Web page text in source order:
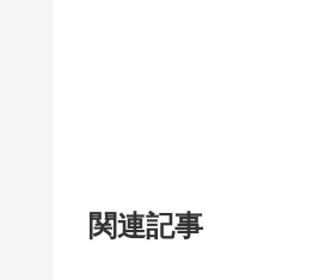
関連記事